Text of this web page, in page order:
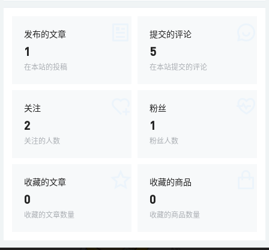
发布的文章
1
在本站的投稿
提交的评论
5
在本站提交的评论
关注
2
关注的人数
粉丝
1
粉丝人数
收藏的文章
0
收藏的文章数量
收藏的商品
0
收藏的商品数量